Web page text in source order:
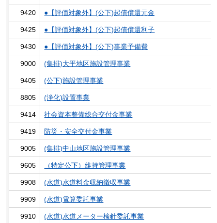
9420 ●【評価対象外】(公下)起債償還元金
9425 ●【評価対象外】(公下)起債償還利子
9430 ●【評価対象外】(公下)事業予備費
9000 (集排)大平地区施設管理事業
9405 (公下)施設管理事業
8805 (浄化)設置事業
9414 社会資本整備総合交付金事業
9419 防災・安全交付金事業
9005 (集排)中山地区施設管理事業
9605 （特定公下）維持管理事業
9908 (水道)水道料金収納徴収事業
9909 (水道)電算委託事業
9910 (水道)水道メーター検針委託事業